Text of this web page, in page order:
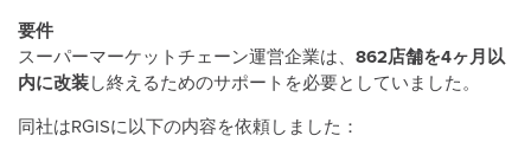
要件
スーパーマーケットチェーン運営企業は、 862店舗を4ヶ月以
内に改装し終えるためのサポートを必要としていました。
同社はRGISに以下の内容を依頼しました：